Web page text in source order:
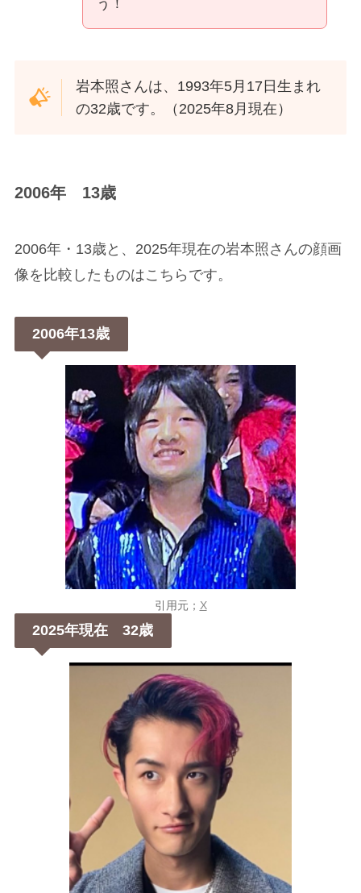
う！
岩本照さんは、1993年5月17日生まれ
の32歳です。（2025年8月現在）
2006年 13歳
2006年・13歳と、2025年現在の岩本照さんの顔画
像を比較したものはこちらです。
2006年13歳
引用元； X
2025年現在 32歳